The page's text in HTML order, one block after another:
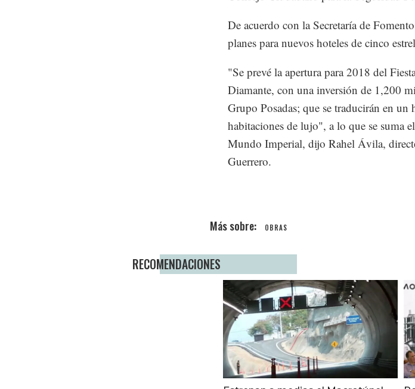
De acuerdo con la Secretaría de
planes para nuevos hoteles de cinco
"Se prevé la apertura para 2018 del
Diamante, con una inversión de 1,200
Grupo Posadas; que se traducirán en
habitaciones de lujo", a lo que se suma
Mundo Imperial, dijo Rahel Ávila,
Guerrero.
OBRAS
RECOMENDACIONES